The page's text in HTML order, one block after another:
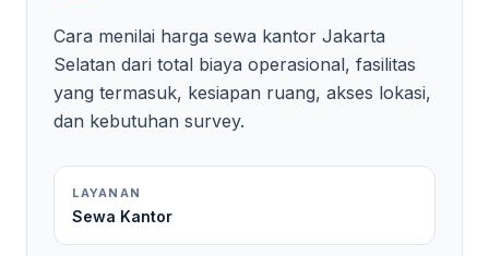
Cara menilai harga sewa kantor Jakarta
Selatan dari total biaya operasional, fasilitas
yang termasuk, kesiapan ruang, akses lokasi,
dan kebutuhan survey.
LAYANAN
Sewa Kantor